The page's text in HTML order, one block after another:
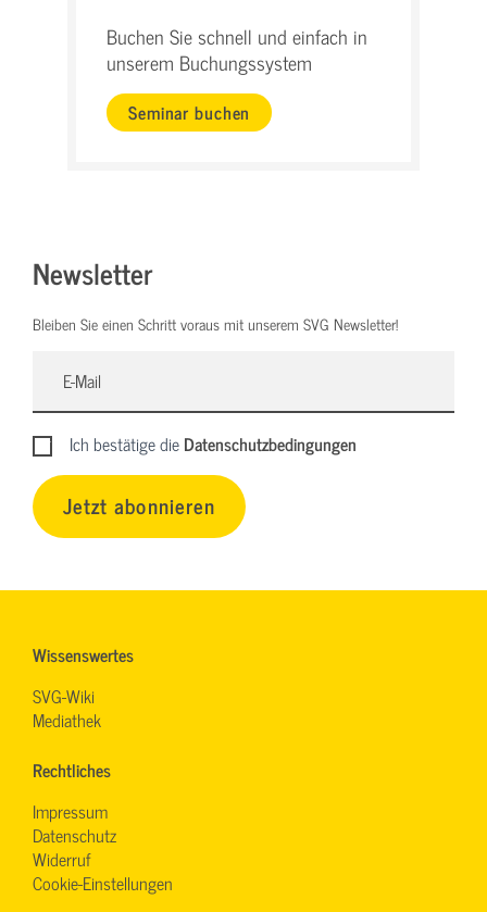
Buchen Sie schnell und einfach in
unserem Buchungssystem
Seminar buchen
Newsletter
Bleiben Sie einen Schritt voraus mit unserem SVG Newsletter!
Ich bestätige dieDatenschutzbedingungen
Jetzt abonnieren
Wissenswertes
SVG-Wiki
Mediathek
Rechtliches
Impressum
Datenschutz
Widerruf
Cookie-Einstellungen